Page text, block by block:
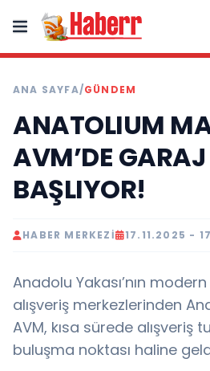
ANA SAYFA/GÜNDEM
ANATOLIUM
AVM’DE GARAJ
BAŞLIYOR!
HABER MERKEZI 17.11.2025 -
Anadolu Yakası’nın modern
alışveriş merkezlerinden
AVM, kısa sürede alışveriş
buluşma noktası haline